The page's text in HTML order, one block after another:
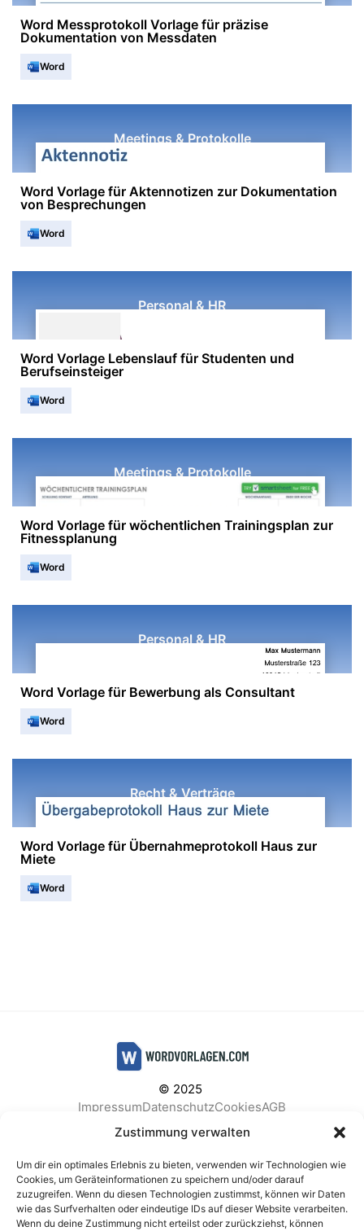
Zustimmung verwalten
Um dir ein optimales Erlebnis zu bieten, verwenden wir Technologien wie
Cookies, um Geräteinformationen zu speichern und/oder darauf
zuzugreifen. Wenn du diesen Technologien zustimmst, können wir Daten
wie das Surfverhalten oder eindeutige IDs auf dieser Website verarbeiten.
Wenn du deine Zustimmung nicht erteilst oder zurückziehst, können
Word Messprotokoll Vorlage für präzise
Dokumentation von Messdaten
Word
Meetings & Protokolle
Word Vorlage für Aktennotizen zur Dokumentation
von Besprechungen
Word
Personal & HR
Word Vorlage Lebenslauf für Studenten und
Berufseinsteiger
Word
Meetings & Protokolle
Word Vorlage für wöchentlichen Trainingsplan zur
Fitnessplanung
Word
Personal & HR
Word Vorlage für Bewerbung als Consultant
Word
Recht & Verträge
Word Vorlage für Übernahmeprotokoll Haus zur
Miete
Word
© 2025
ImpressumDatenschutzCookiesAGB
Facebook
Instagram
BELIEBTE KATEGORIEN